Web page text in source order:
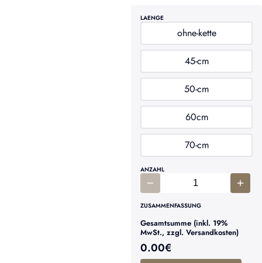
LAENGE
ohne-kette
45-cm
50-cm
60cm
70-cm
ANZAHL
ZUSAMMENFASSUNG
Gesamtsumme (inkl. 19%
MwSt., zzgl. Versandkosten)
0.00€